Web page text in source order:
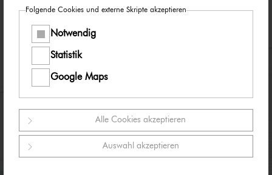
Folgende Cookies und externe Skripte akzeptieren
Notwendig
Statistik
Google Maps
Alle Cookies akzeptieren
Auswahl akzeptieren
Impressum
Datenschutz
Nut­zungs­be­din­gun­gen